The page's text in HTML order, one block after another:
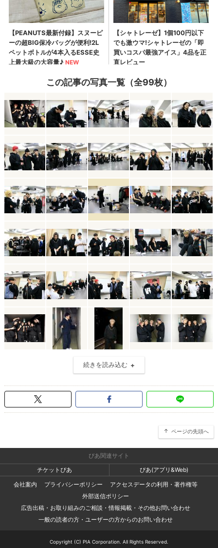
この記事の写真一覧（全99枚）
続きを読み込む
ページの先頭へ
ぴあ関連サイト
チケットぴあ
ぴあ(アプリ&Web)
会社案内
プライバシーポリシー
アクセスデータの利用・著作権等
外部送信ポリシー
広告出稿・お取り組みのご相談・情報掲載・その他お問い合わせ
一般の読者の方・ユーザーの方からのお問い合わせ
Copyright (C) PIA Corporation. All Rights Reserved.